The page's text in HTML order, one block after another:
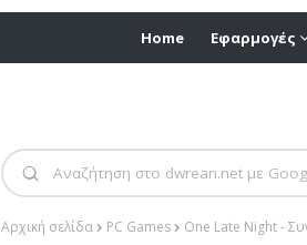
Home Εφαρμογές
Αρχική σελίδα PC Games One Late Night -